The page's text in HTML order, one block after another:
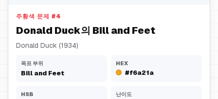
주황색 문제 #4
Donald Duck의 Bill and Feet
Donald Duck (1934)
목표 부위
Bill and Feet
HEX
#f6a21a
HSB 난이도